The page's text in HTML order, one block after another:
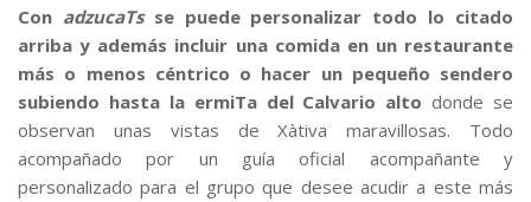
Con adzucaTsse puede personalizar todo lo citado
arriba y además incluir una comida en un restaurante
más o menos céntrico o hacer un pequeño sendero
subiendo hasta la ermiTa del Calvario alto donde se
observan unas vistas de Xàtiva maravillosas. Todo
acompañado por un guía oficial acompañante y
personalizado para el grupo que desee acudir a este más